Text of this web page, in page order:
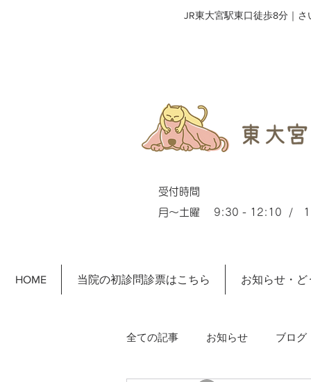
​JR東大宮駅東口徒歩8分｜
受付時間
月～土曜 9:30 - 12:10 /
HOME 当院の初診問診票はこちら お知らせ・
全ての記事 お知らせ ブログ